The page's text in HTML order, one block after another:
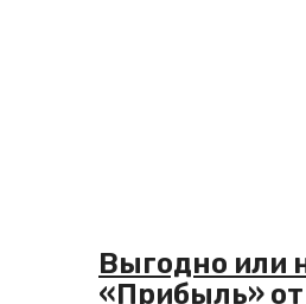
Выгодно или
«Прибыль»